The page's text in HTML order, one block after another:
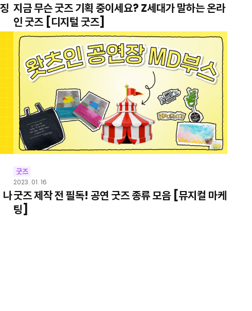
지금 무슨 굿즈 기획 중이세요? Z세대가 말하는 온라
인 굿즈 [디지털 굿즈]
나
굿즈
2023. 01. 16
굿즈 제작 전 필독! 공연 굿즈 종류 모음 [뮤지컬 마케
팅]